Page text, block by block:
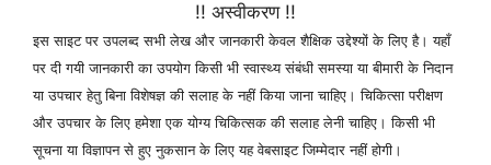
!! अस्वीकरण !!
इस साइट पर उपलब्द सभी लेख और जानकारी केवल शैक्षिक उद्देश्यों के लिए है। यहाँ
पर दी गयी जानकारी का उपयोग किसी भी स्वास्थ्य संबंधी समस्या या बीमारी के निदान
या उपचार हेतु बिना विशेषज्ञ की सलाह के नहीं किया जाना चाहिए। चिकित्सा परीक्षण
और उपचार के लिए हमेशा एक योग्य चिकित्सक की सलाह लेनी चाहिए। किसी भी
सूचना या विज्ञापन से हुए नुकसान के लिए यह वेबसाइट जिम्मेदार नहीं होगी।